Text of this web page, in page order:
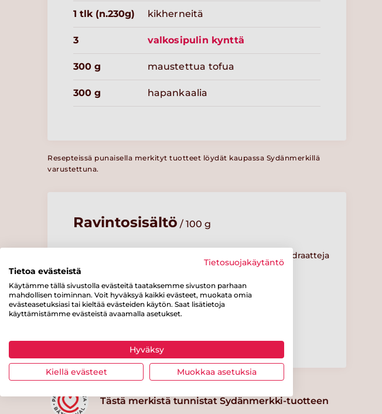
1 tlk (n.230g) kikherneitä
3 valkosipulin kynttä
300 g maustettua tofua
300 g hapankaalia
Resepteissä punaisella merkityt tuotteet löydät kaupassa Sydänmerkillä
varustettuna.
Ravintosisältö / 100 g
100 kcal
tyydyttynyttä
0.4 g
Hiilihydraatteja
11 g
josta
sokereita
Kuitua
1 g
Proteiinia
Tästä merkistä tunnistat Sydänmerkki-tuotteen
Tietosuojakäytäntö
Tietoa evästeistä
Käytämme tällä sivustolla evästeitä taataksemme sivuston parhaan
mahdollisen toiminnan. Voit hyväksyä kaikki evästeet, muokata omia
evästeasetuksiasi tai kieltää evästeiden käytön. Saat lisätietoja
käyttämistämme evästeistä avaamalla asetukset.
Hyväksy
Kiellä evästeet Muokkaa asetuksia